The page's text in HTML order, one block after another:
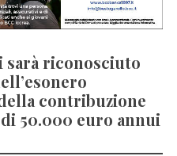
sarà riconosciuto
contribuzione
50.000 euro annui